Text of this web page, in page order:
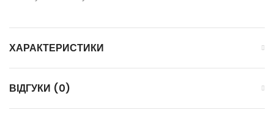
ХАРАКТЕРИСТИКИ
ВІДГУКИ (0)